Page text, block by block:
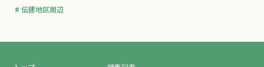
伝建地区周辺